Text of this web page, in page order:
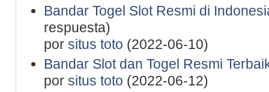
Bandar Togel Slot Resmi di
respuesta)
por situs toto (2022-06-10)
Bandar Slot dan Togel Resmi
por situs toto (2022-06-12)